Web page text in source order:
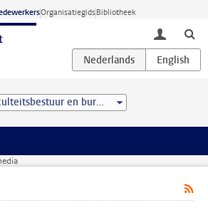
OrganisatiegidsBibliotheek
toggle
FdR faculteitsbestuur en bureau